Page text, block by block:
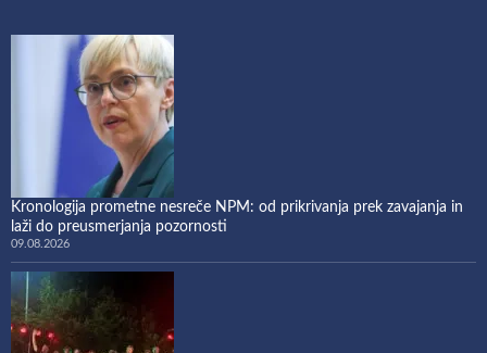
Kronologija prometne nesreče NPM: od prikrivanja prek zavajanja in
laži do preusmerjanja pozornosti
09.08.2026